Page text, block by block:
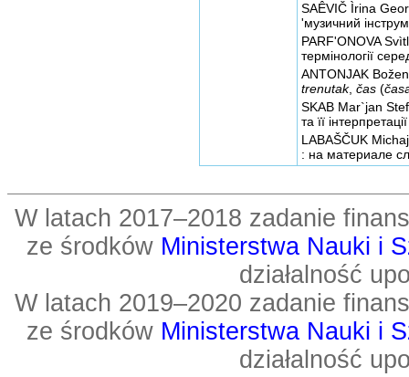
SAÊVIČ Ìrina
'музичний
PARF'ONOVA
термінології
ANTONJAK
trenutak, čas (
SKAB Mar`jan
та її
LABAŠČUK
: на материале
W latach 2017–2018 zadanie
ze środków Ministerstwa Nauki i
działalność
W latach 2019–2020 zadanie
ze środków Ministerstwa Nauki i
działalność